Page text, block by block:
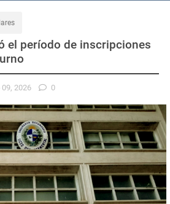
el período de inscripciones
2026 0